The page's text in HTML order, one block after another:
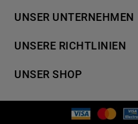
Händlersuche
Häufige Fragen
Kontakt
UNSER UNTERNEHMEN
Für Händler
Karriere
UNSERE RICHTLINIEN
Cookies
UNSER SHOP
Geschirrspüler